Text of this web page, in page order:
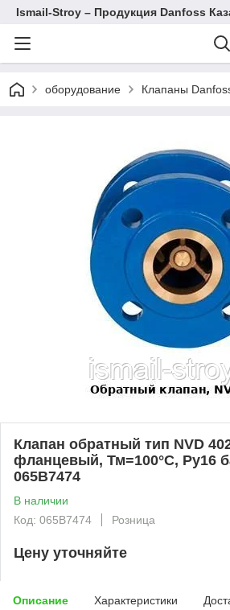
Ismail-Stroy – Продукция Danfoss
оборудование Клапаны
Клапан обратный тип NVD
фланцевый, Тм=100°С, Ру16
065B7474
В наличии
Код: 065B7474
Розница
Цену уточняйте
Описание Характеристики